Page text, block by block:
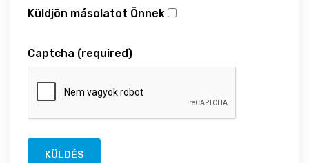
Küldjön másolatot Önnek
Captcha (required)
KÜLDÉS